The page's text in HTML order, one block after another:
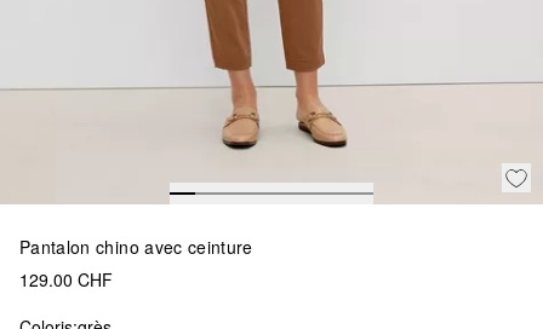
Pantalon chino avec ceinture
129.00 CHF